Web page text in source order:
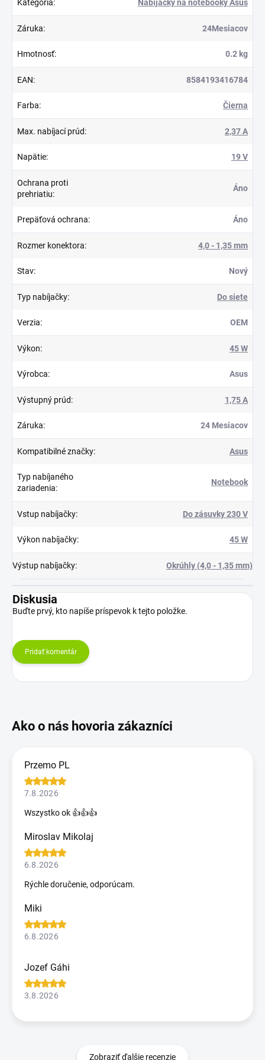
Kategória: Nabíjačky na notebooky Asus
Záruka: 24Mesiacov
Hmotnosť: 0.2 kg
EAN: 8584193416784
Farba: Čierna
Max. nabíjací prúd: 2,37 A
Napätie: 19 V
Ochrana proti
prehriatiu:
Áno
Prepäťová ochrana: Áno
Rozmer konektora: 4,0 - 1,35 mm
Stav: Nový
Typ nabíjačky: Do siete
Verzia: OEM
Výkon: 45 W
Výrobca: Asus
Výstupný prúd: 1,75 A
Záruka: 24 Mesiacov
Kompatibilné značky: Asus
Typ nabíjaného
zariadenia:
Notebook
Vstup nabíjačky: Do zásuvky 230 V
Výkon nabíjačky: 45 W
Výstup nabíjačky: Okrúhly (4,0 - 1,35 mm)
Diskusia
Buďte prvý, kto napíše príspevok k tejto položke.
Pridať komentár
Przemo PL
7.8.2026
Wszystko ok 👍👍👍
Miroslav Mikolaj
6.8.2026
Rýchle doručenie, odporúcam.
Miki
6.8.2026
Jozef Gáhi
3.8.2026
Zobraziť ďalšie recenzie